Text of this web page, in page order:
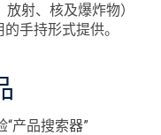
射、核及爆炸物）
手持形式提供。
产品搜索器”